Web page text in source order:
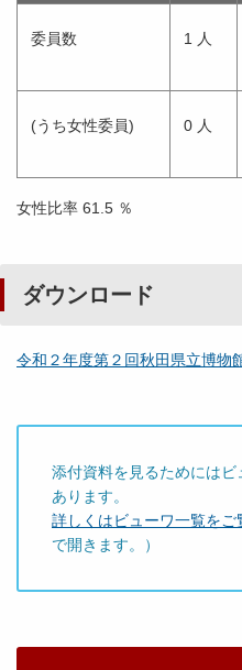
委員数 1 人
(うち女性委員) 0 人
女性比率 61.5 ％
ダウンロード
令和２年度第２回秋田県立博物
添付資料を見るためには
あります。
詳しくはビューワ一覧をご
で開きます。）